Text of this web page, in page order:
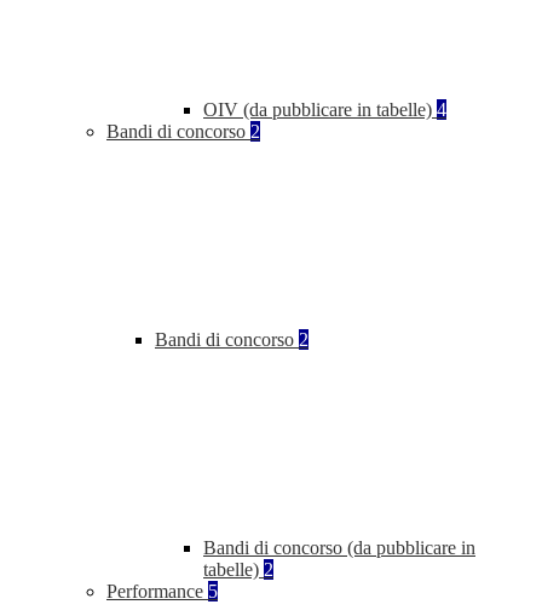
OIV (da pubblicare in tabelle) 4
Bandi di concorso 2
Bandi di concorso 2
Bandi di concorso (da pubblicare in
tabelle) 2
Performance 5